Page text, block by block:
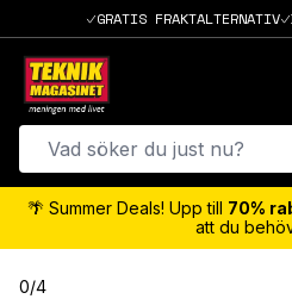
GRATIS FRAKTALTERNATIV
🌴 Summer Deals! Upp till 70%
att du
0/4